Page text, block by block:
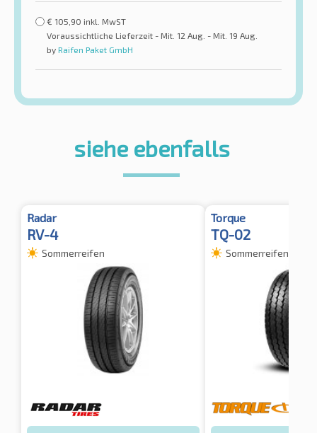
€ 105,90 inkl. MwST
Voraussichtliche Lieferzeit - Mit. 12 Aug. - Mit. 19 Aug.
by Raifen Paket GmbH
siehe ebenfalls
Radar
RV-4
Sommerreifen
Torque
TQ-02
Sommerreifen